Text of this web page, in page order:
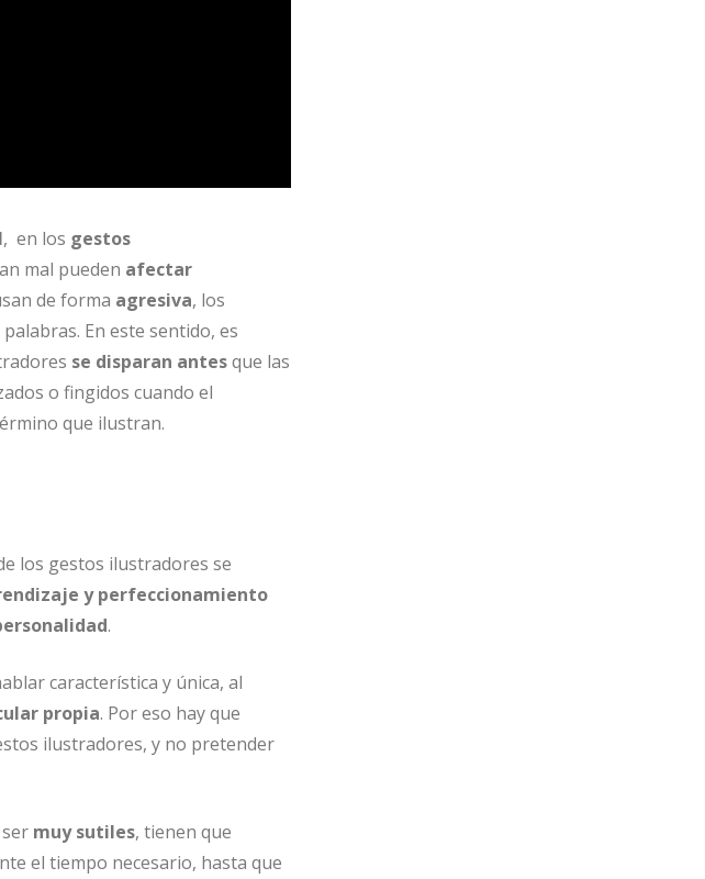
, en los gestos
mal pueden afectar
de forma agresiva, los
palabras. En este sentido, es
se disparan antesque las
o fingidos cuando el
que ilustran.
los gestos ilustradores se
y perfeccionamiento
.
característica y única, al
propia. Por eso hay que
ilustradores, y no pretender
muy sutiles, tienen que
el tiempo necesario, hasta que